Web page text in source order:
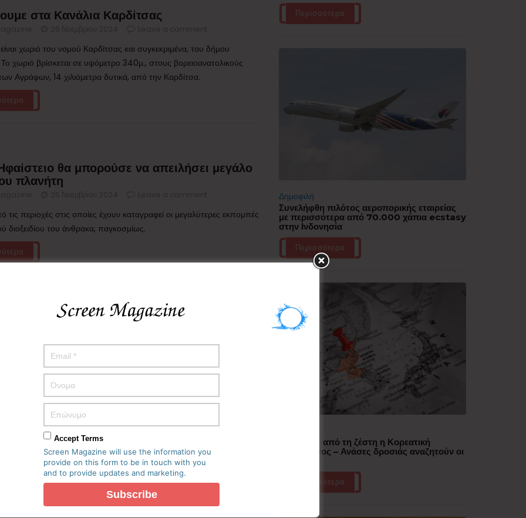
στα Κανάλια Καρδίτσας
χωριό του νομού Καρδίτσας και συγκεκριμένα, του δήμου
χωριό βρίσκεται σε υψόμετρο 340μ., στους βορειοανατολικούς
Αγράφων, 14 χιλιόμετρα δυτικά, από την Καρδίτσα.
Ηφαίστειο θα μπορούσε να απειλήσει μεγάλο
πλανήτη
τις περιοχές στις οποίες έχουν καταγραφεί οι μεγαλύτερες εκπομπές
διοξειδίου του άνθρακα, παγκοσμίως.
Περισσότερα
Δημοφιλή
Συνελήφθη πιλότος αεροπορικής εταιρείας
με περισσότερα από 70.000 χάπια ecstasy
στην Ινδονησία
Περισσότερα
“Έλιωσε” από τη ζέστη η Κορεατική
Χερσόνησος – Ανάσες δροσιάς αναζητούν οι
Περισσότερα
Accept Terms
Screen Magazine will use the information you
provide on this form to be in touch with you
and to provide updates and marketing.